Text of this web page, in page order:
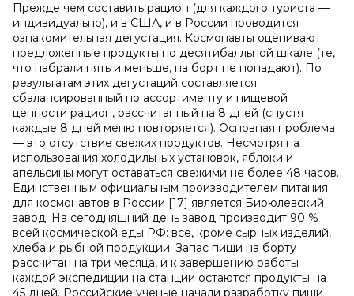
Прежде чем составить рацион (для каждого туриста —
индивидуально), и в США, и в России проводится
ознакомительная дегустация. Космонавты оценивают
предложенные продукты по десятибалльной шкале (те,
что набрали пять и меньше, на борт не попадают). По
результатам этих дегустаций составляется
сбалансированный по ассортименту и пищевой
ценности рацион, рассчитанный на 8 дней (спустя
каждые 8 дней меню повторяется). Основная проблема
— это отсутствие свежих продуктов. Несмотря на
использования холодильных установок, яблоки и
апельсины могут оставаться свежими не более 48 часов.
Единственным официальным производителем питания
для космонавтов в России [17] является Бирюлевский
завод. На сегодняшний день завод производит 90 %
всей космической еды РФ: все, кроме сырных изделий,
хлеба и рыбной продукции. Запас пищи на борту
рассчитан на три месяца, и к завершению работы
каждой экспедиции на станции остаются продукты на
45 дней. Российские ученые начали разработку пищи